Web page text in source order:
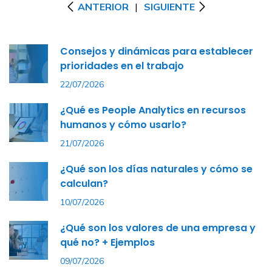
ANTERIOR | SIGUIENTE
Consejos y dinámicas para establecer
prioridades en el trabajo
22/07/2026
¿Qué es People Analytics en recursos
humanos y cómo usarlo?
21/07/2026
¿Qué son los días naturales y cómo se
calculan?
10/07/2026
¿Qué son los valores de una empresa y
qué no? + Ejemplos
09/07/2026